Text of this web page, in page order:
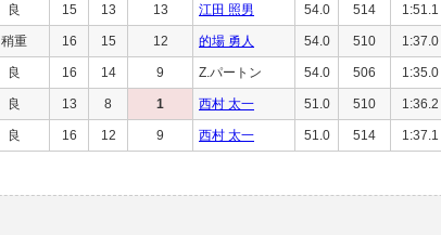
良 15 13 13 江田 照男 54.0 514 1:51.1
稍重 16 15 12 的場 勇人 54.0 510 1:37.0
良 16 14 9 Z.パートン 54.0 506 1:35.0
良 13 8 1 西村 太一 51.0 510 1:36.2
良 16 12 9 西村 太一 51.0 514 1:37.1